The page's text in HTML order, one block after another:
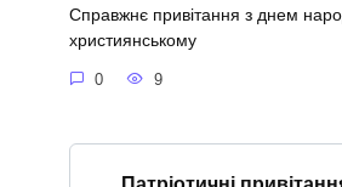
Справжнє привітання з днем
християнському
0 9